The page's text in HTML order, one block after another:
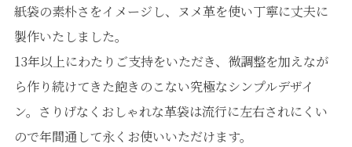
紙袋の素朴さをイメージし、ヌメ革を使い丁寧に丈夫に
製作いたしました。
13年以上にわたりご支持をいただき、微調整を加えなが
ら作り続けてきた飽きのこない究極なシンプルデザイ
ン。さりげなくおしゃれな革袋は流行に左右されにくい
ので年間通して永くお使いいただけます。